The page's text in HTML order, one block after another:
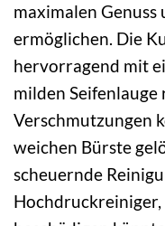
maximalen
ermöglichen. Die
hervorragend mit
milden
Verschmutzungen
weichen Bürste
scheuernde
Hochdruckreiniger,